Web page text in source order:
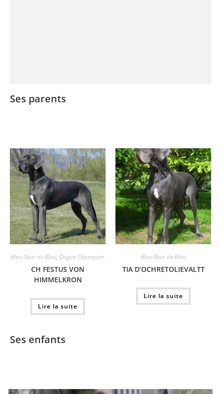
Ses parents
Bleu-Noir de Bleu, Dogue Champion
CH FESTUS VON
HIMMELKRON
Lire la suite
Bleu-Noir de Bleu
TIA D’OCHRETOLIEVALTT
Lire la suite
Ses enfants